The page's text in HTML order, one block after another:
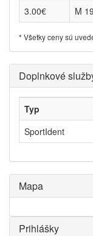
3.00€
M
* Všetky ceny sú
Doplnkové
Typ
SportIdent
Mapa
Prihlášky